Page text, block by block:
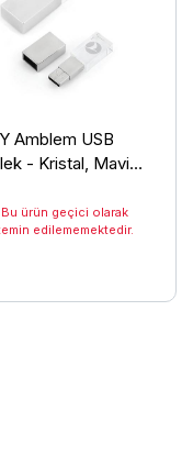
Amblem USB
- Kristal, Mavi
Bu ürün geçici olarak
edilememektedir.